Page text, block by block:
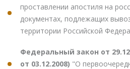
проставлении апостиля на
документах, подлежащих
территории Российской
Федеральный закон от
от 03.12.2008) "О